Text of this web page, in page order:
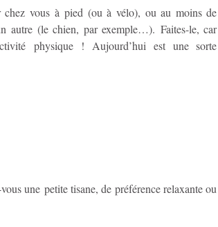
vous à pied (ou à vélo), ou au moins de
autre (le chien, par exemple…). Faites-le, car
physique ! Aujourd’hui est une sorte
une petite tisane, de préférence relaxante ou